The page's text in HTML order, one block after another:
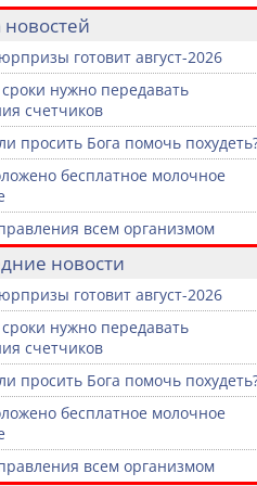
готовит август-2026
нужно передавать
счетчиков
просить Бога помочь
бесплатное молочное
всем организмом
новости
готовит август-2026
нужно передавать
счетчиков
просить Бога помочь
бесплатное молочное
всем организмом